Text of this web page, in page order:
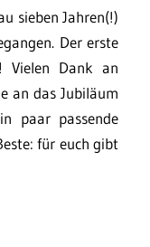
sieben Jahren(!)
Der erste
Vielen Dank an
an das Jubiläum
paar passende
für euch gibt